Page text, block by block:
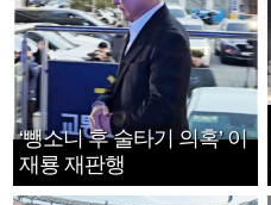
‘뺑소니 후 술타기 의혹’ 이
재룡 재판행